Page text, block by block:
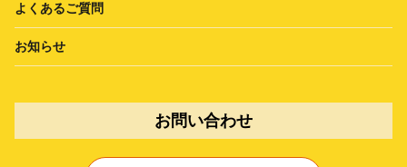
よくあるご質問
お知らせ
お問い合わせ